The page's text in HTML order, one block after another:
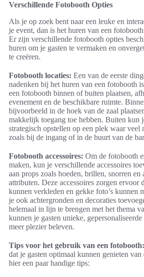
Verschillende Fotobooth Opties
Als je op zoek bent naar een leuke en
je event, dan is het huren van een
Er zijn verschillende fotobooth opties
huren om je gasten te vermaken en
te creëren.
Fotobooth locaties: Een van de eerste
nadenken bij het huren van een fotobooth
een fotobooth binnen of buiten plaatsen,
evenement en de beschikbare ruimte.
bijvoorbeeld in de hoek van de zaal
makkelijk toegang toe hebben. Buiten kun
strategisch opstellen op een plek waar veel
zoals bij de ingang of in de buurt van de
Fotobooth accessoires: Om de fotobooth
maken, kun je verschillende accessoires
aan props zoals hoeden, brillen, snorren en
attributen. Deze accessoires zorgen ervoor
kunnen verkleden en gekke foto’s kunnen
je ook achtergronden en decoraties
helemaal in lijn te brengen met het thema
kunnen je gasten unieke,
meer plezier beleven.
Tips voor het gebruik van een fotobooth:
dat je gasten optimaal kunnen genieten
hier een paar handige tips: